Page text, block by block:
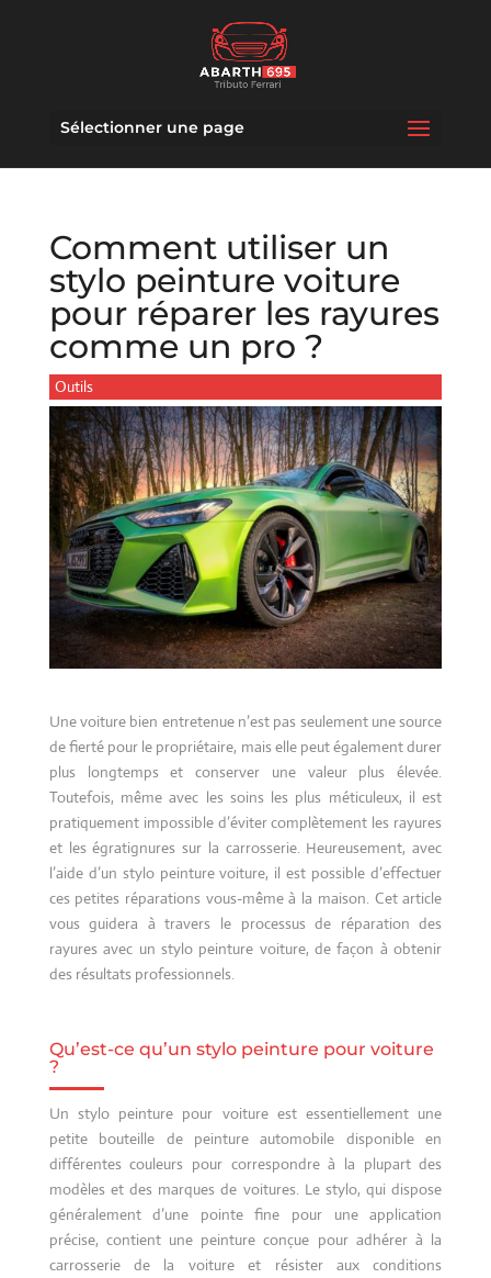
Sélectionner une page
Comment utiliser un
stylo peinture voiture
pour réparer les rayures
comme un pro ?
Outils
Une voiture bien entretenue n’est pas seulement une source
de fierté pour le propriétaire, mais elle peut également durer
plus longtemps et conserver une valeur plus élevée.
Toutefois, même avec les soins les plus méticuleux, il est
pratiquement impossible d’éviter complètement les rayures
et les égratignures sur la carrosserie. Heureusement, avec
l’aide d’un stylo peinture voiture, il est possible d’effectuer
ces petites réparations vous-même à la maison. Cet article
vous guidera à travers le processus de réparation des
rayures avec un stylo peinture voiture, de façon à obtenir
des résultats professionnels.
Qu’est-ce qu’un stylo peinture pour voiture
?
Un stylo peinture pour voiture est essentiellement une
petite bouteille de peinture automobile disponible en
différentes couleurs pour correspondre à la plupart des
modèles et des marques de voitures. Le stylo, qui dispose
généralement d’une pointe fine pour une application
précise, contient une peinture conçue pour adhérer à la
carrosserie de la voiture et résister aux conditions